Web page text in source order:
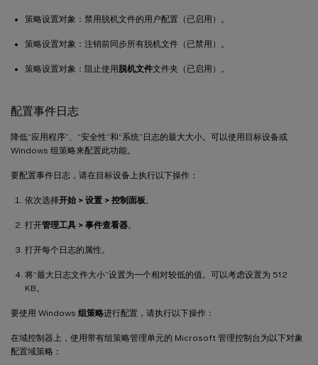
策略设置对象：禁用脱机文件的用户配置（已启用）。
策略设置对象：注销前同步所有脱机文件（已禁用）。
策略设置对象：阻止使用脱机文件文件夹（已启用）。
配置事件日志
降低“应用程序”、“安全性”和“系统”日志的最大大小。可以使用目标设备或
Windows 组策略来配置此功能。
要配置事件日志，请在目标设备上执行以下操作：
依次选择开始 > 设置 > 控制面板 。
打开管理工具 > 事件查看器。
打开每个日志的属性。
将“最大日志文件大小”设置为一个相对较低的值。可以考虑设置为 512
KB。
要使用 Windows 组策略进行配置，请执行以下操作：
在域控制器上，使用带有组策略管理单元的 Microsoft 管理控制台为以下对象
配置域策略：